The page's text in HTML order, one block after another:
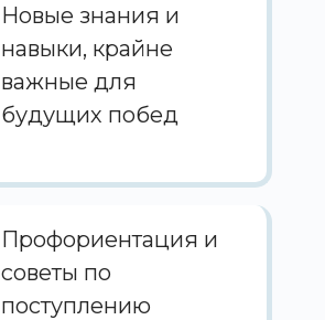
Новые знания и
навыки, крайне
важные для
будущих побед
Профориентация и
советы по
поступлению